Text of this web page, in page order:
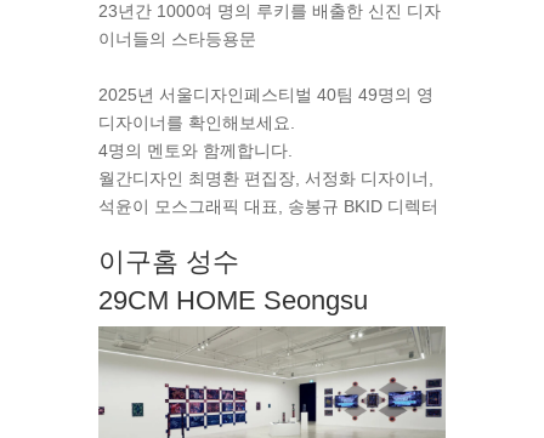
23년간 1000여 명의 루키를 배출한 신진 디자
이너들의 스타등용문
2025년 서울디자인페스티벌 40팀 49명의 영
디자이너를 확인해보세요.
4명의 멘토와 함께합니다.
월간디자인 최명환 편집장, 서정화 디자이너,
석윤이 모스그래픽 대표, 송봉규 BKID 디렉터
이구홈 성수
29CM HOME Seongsu